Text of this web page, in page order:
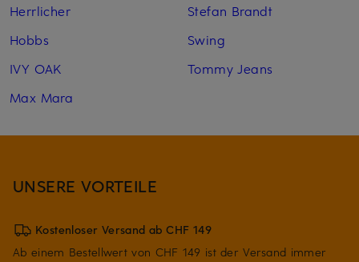
Herrlicher
Hobbs
IVY OAK
Max Mara
Stefan Brandt
Swing
Tommy Jeans
UNSERE VORTEILE
Kostenloser Versand ab CHF 149
Ab einem Bestellwert von CHF 149 ist der Versand immer